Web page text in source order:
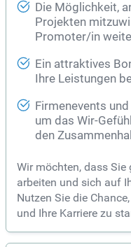
Die Möglichkeit,
Projekten
Promoter/in
Ein attraktives
Ihre Leistungen
Firmenevents
um das Wir-
den
Wir möchten, dass
arbeiten und sich auf
Nutzen Sie die
und Ihre Karriere zu